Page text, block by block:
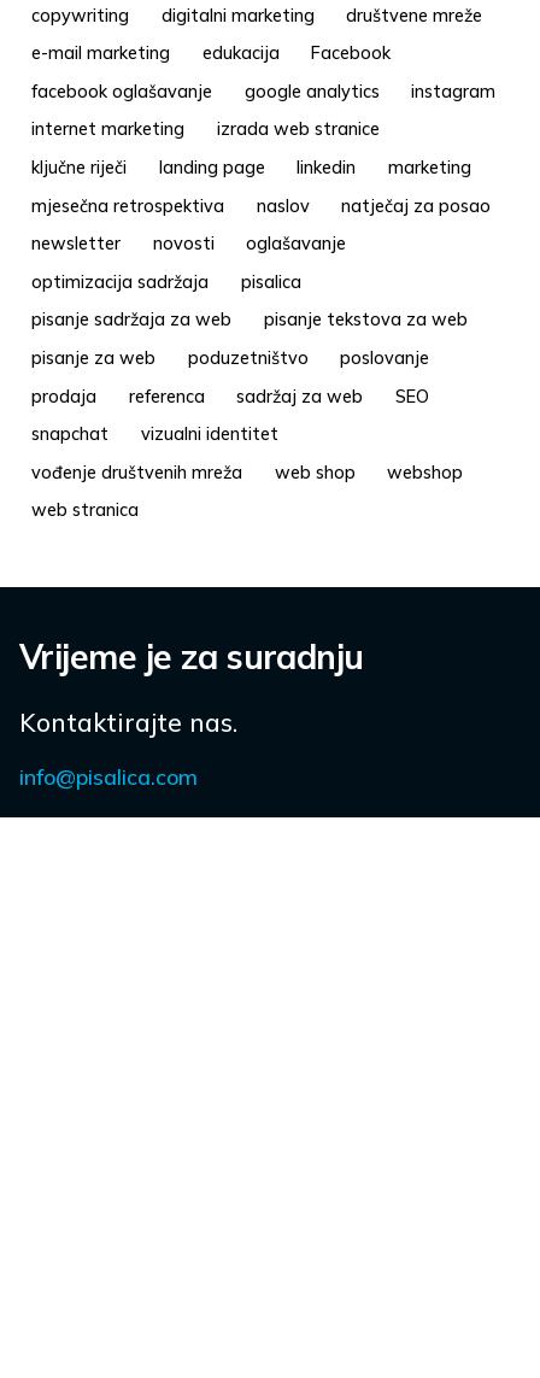
copywriting
digitalni marketing
društvene mreže
e-mail marketing
edukacija
Facebook
facebook oglašavanje
google analytics
instagram
internet marketing
izrada web stranice
ključne riječi
landing page linkedin
marketing
mjesečna retrospektiva
naslov
natječaj za posao
newsletter
novosti
oglašavanje
optimizacija sadržaja
pisalica
pisanje sadržaja za web
pisanje tekstova za web
pisanje za web
poduzetništvo
poslovanje
prodaja
referenca sadržaj za web
SEO
snapchat
vizualni identitet
vođenje društvenih mreža
web shop
webshop
web stranica
Vrijeme je za suradnju
Kontaktirajte nas.
info@pisalica.com